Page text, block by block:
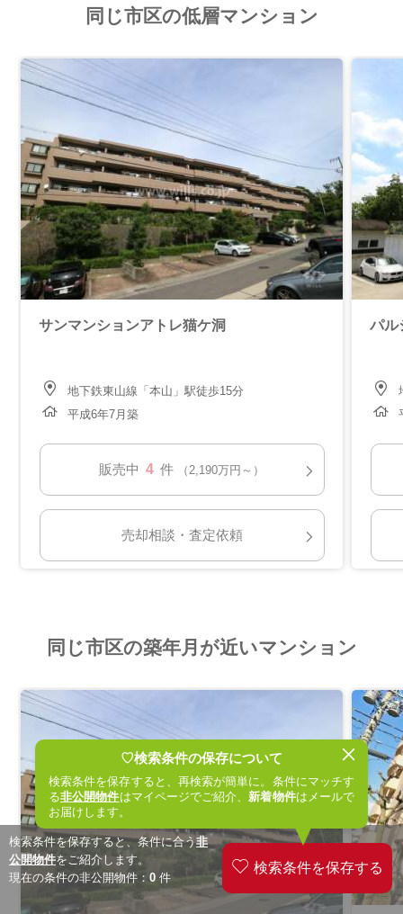
♡検索条件の保存について
検索条件を保存すると、再検索が簡単に。条件にマッチす
る非公開物件はマイページでご紹介、新着物件はメールで
お届けします。
検索条件を保存すると、条件に合う非
公開物件をご紹介します。
現在の条件の非公開物件： 0 件
同じ市区の低層マンション
サンマンションアトレ猫ケ洞
地下鉄東山線「本山」駅徒歩15分
平成6年7月築
販売中 4 件 （2,190万円～）
売却相談・査定依頼
パル
同じ市区の築年月が近いマンション